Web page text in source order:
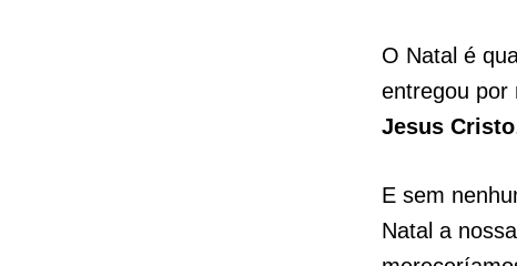
O Natal é
entregou por
Jesus Cristo
E sem
Natal a